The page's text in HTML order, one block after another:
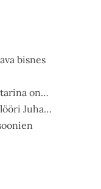
bisnes
on…
Juha…